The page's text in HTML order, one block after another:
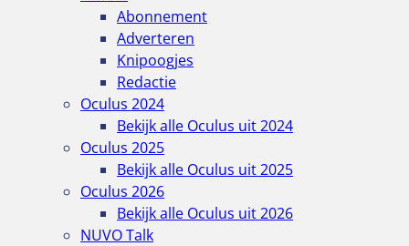
Abonnement
Adverteren
Knipoogjes
Redactie
Oculus 2024
Bekijk alle Oculus uit 2024
Oculus 2025
Bekijk alle Oculus uit 2025
Oculus 2026
Bekijk alle Oculus uit 2026
NUVO Talk